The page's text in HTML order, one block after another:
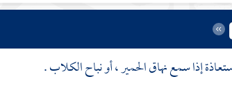
إذا سمع نهاق الحمير ، أو نباح الكلاب .